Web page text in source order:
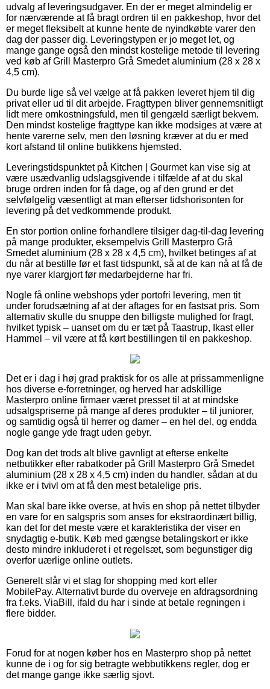
udvalg af leveringsudgaver. En der er meget almindelig er
for nærværende at få bragt ordren til en pakkeshop, hvor det
er meget fleksibelt at kunne hente de nyindkøbte varer den
dag der passer dig. Leveringstypen er jo meget let, og
mange gange også den mindst kostelige metode til levering
ved køb af Grill Masterpro Grå Smedet aluminium (28 x 28 x
4,5 cm).
Du burde lige så vel vælge at få pakken leveret hjem til dig
privat eller ud til dit arbejde. Fragttypen bliver gennemsnitligt
lidt mere omkostningsfuld, men til gengæld særligt bekvem.
Den mindst kostelige fragttype kan ikke modsiges at være at
hente varerne selv, men den løsning kræver at du er med
kort afstand til online butikkens hjemsted.
Leveringstidspunktet på Kitchen | Gourmet kan vise sig at
være usædvanlig udslagsgivende i tilfælde af at du skal
bruge ordren inden for få dage, og af den grund er det
selvfølgelig væsentligt at man efterser tidshorisonten for
levering på det vedkommende produkt.
En stor portion online forhandlere tilsiger dag-til-dag levering
på mange produkter, eksempelvis Grill Masterpro Grå
Smedet aluminium (28 x 28 x 4,5 cm), hvilket betinges af at
du når at bestille før et fast tidspunkt, så at de kan nå at få de
nye varer klargjort før medarbejderne har fri.
Nogle få online webshops yder portofri levering, men tit
under forudsætning af at der aftages for en fastsat pris. Som
alternativ skulle du snuppe den billigste mulighed for fragt,
hvilket typisk – uanset om du er tæt på Taastrup, Ikast eller
Hammel – vil være at få kørt bestillingen til en pakkeshop.
Det er i dag i høj grad praktisk for os alle at prissammenligne
hos diverse e-forretninger, og herved har adskillige
Masterpro online firmaer været presset til at at mindske
udsalgspriserne på mange af deres produkter – til juniorer,
og samtidig også til herrer og damer – en hel del, og endda
nogle gange yde fragt uden gebyr.
Dog kan det trods alt blive gavnligt at efterse enkelte
netbutikker efter rabatkoder på Grill Masterpro Grå Smedet
aluminium (28 x 28 x 4,5 cm) inden du handler, sådan at du
ikke er i tvivl om at få den mest betalelige pris.
Man skal bare ikke overse, at hvis en shop på nettet tilbyder
en vare for en salgspris som anses for ekstraordinært billig,
kan det for det meste være et karakteristika der viser en
snydagtig e-butik. Køb med gængse betalingskort er ikke
desto mindre inkluderet i et regelsæt, som begunstiger dig
overfor uærlige online outlets.
Generelt slår vi et slag for shopping med kort eller
MobilePay. Alternativt burde du overveje en afdragsordning
fra f.eks. ViaBill, ifald du har i sinde at betale regningen i
flere bidder.
Forud for at nogen køber hos en Masterpro shop på nettet
kunne de i og for sig betragte webbutikkens regler, dog er
det mange gange ikke særlig sjovt.